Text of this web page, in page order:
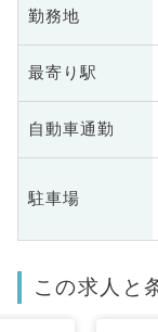
勤務地
最寄り駅
自動車通勤
駐車場
この求人と